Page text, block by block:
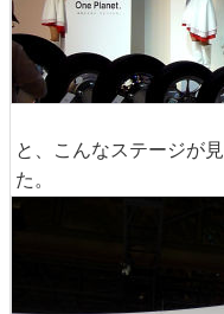
と、こんなステージが
た。